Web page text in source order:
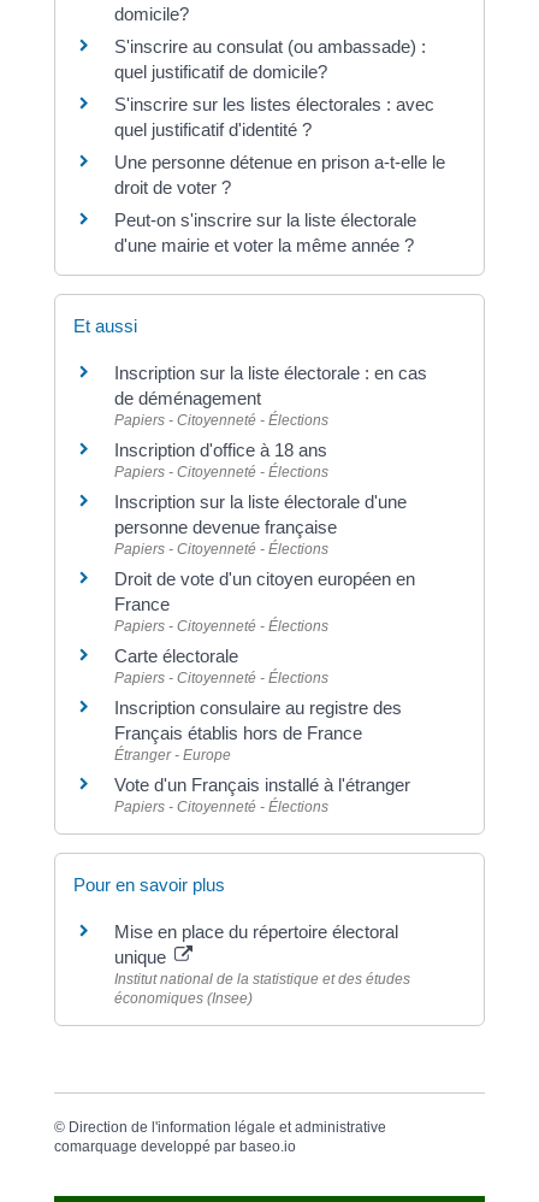
domicile?
S'inscrire au consulat (ou ambassade) :
quel justificatif de domicile?
S'inscrire sur les listes électorales : avec
quel justificatif d'identité ?
Une personne détenue en prison a-t-elle le
droit de voter ?
Peut-on s'inscrire sur la liste électorale
d'une mairie et voter la même année ?
Et aussi
Inscription sur la liste électorale : en cas
de déménagement
Papiers - Citoyenneté - Élections
Inscription d'office à 18 ans
Papiers - Citoyenneté - Élections
Inscription sur la liste électorale d'une
personne devenue française
Papiers - Citoyenneté - Élections
Droit de vote d'un citoyen européen en
France
Papiers - Citoyenneté - Élections
Carte électorale
Papiers - Citoyenneté - Élections
Inscription consulaire au registre des
Français établis hors de France
Étranger - Europe
Vote d'un Français installé à l'étranger
Papiers - Citoyenneté - Élections
Pour en savoir plus
Mise en place du répertoire électoral
unique
Institut national de la statistique et des études
économiques (Insee)
© Direction de l'information légale et administrative
comarquage developpé par baseo.io